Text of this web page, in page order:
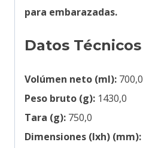
para embarazadas.
Datos Técnicos
Volúmen neto (ml): 700,0
Peso bruto (g): 1430,0
Tara (g): 750,0
Dimensiones (lxh) (mm):